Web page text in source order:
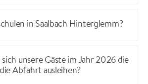
in Saalbach Hinterglemm?
unsere Gäste im Jahr 2026 die
Abfahrt ausleihen?